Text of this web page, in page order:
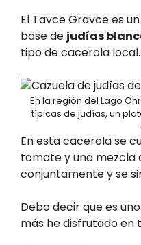
El Tavce Gravce es un
base de judías
tipo de cacerola local.
En la región del Lago
típicas de judías, un
En esta cacerola se
tomate y una mezcla
conjuntamente y se
Debo decir que es
más he disfrutado en